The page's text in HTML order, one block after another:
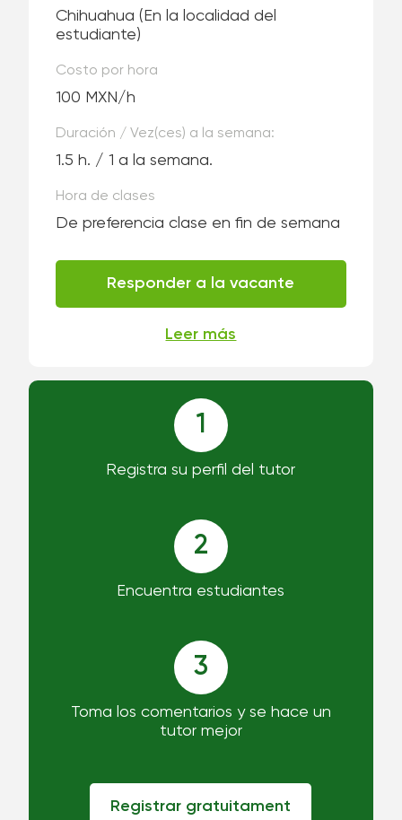
Chihuahua(En la localidad del
estudiante)
Costo por hora
100 MXN/h
Duración / Vez(ces) a la semana:
1.5 h. / 1 a la semana.
Hora de clases
De preferencia clase en fin de semana
Responder a la vacante
Leer más
1
Registra su perfil del tutor
2
Encuentra estudiantes
3
Toma los comentarios y se hace un
tutor mejor
Registrar gratuitament